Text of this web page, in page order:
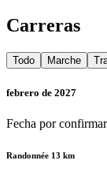
Carreras
Todo Marche
febrero de 2027
Fecha por confirmar
Randonnée 13 km